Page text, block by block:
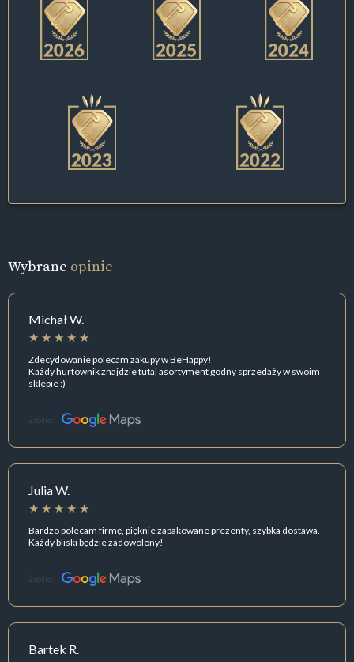
Wybrane opinie
Michał W.
Zdecydowanie polecam zakupy w BeHappy!
Każdy hurtownik znajdzie tutaj asortyment godny sprzedaży w swoim
sklepie :)
Źródło:
Julia W.
Bardzo polecam firmę, pięknie zapakowane prezenty, szybka dostawa.
Każdy bliski będzie zadowolony!
Źródło:
Bartek R.